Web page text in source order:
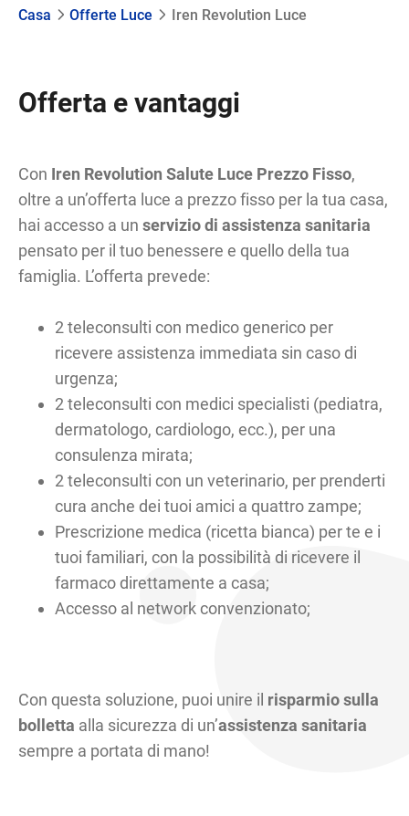
Casa Offerte Luce Iren Revolution Luce
Offerta e vantaggi
Con Iren Revolution Salute Luce Prezzo Fisso,
oltre a un’offerta luce a prezzo fisso per la tua casa,
hai accesso a unservizio di assistenza sanitaria
pensato per il tuo benessere e quello della tua
famiglia. L’offerta prevede:
2 teleconsulti con medico generico per
ricevere assistenza immediata sin caso di
urgenza;
2 teleconsulti con medici specialisti (pediatra,
dermatologo, cardiologo, ecc.), per una
consulenza mirata;
2 teleconsulti con un veterinario, per prenderti
cura anche dei tuoi amici a quattro zampe;
Prescrizione medica (ricetta bianca) per te e i
tuoi familiari, con la possibilità di ricevere il
farmaco direttamente a casa;
Accesso al network convenzionato;
Con questa soluzione, puoi unire il risparmio sulla
bolletta alla sicurezza di un’assistenza sanitaria
sempre a portata di mano!